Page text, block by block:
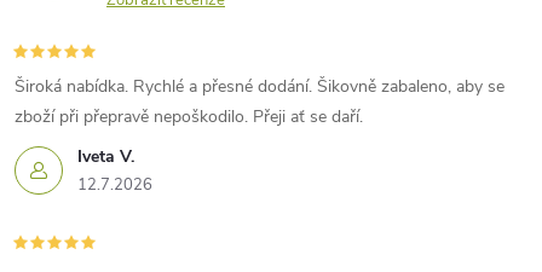
Iveta V.
12.7.2026
Široká nabídka. Rychlé a přesné dodání. Šikovně zabaleno, aby se
zboží při přepravě nepoškodilo. Přeji ať se daří.